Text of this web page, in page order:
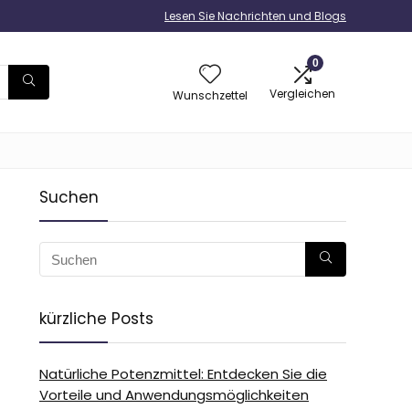
Lesen Sie Nachrichten und Blogs
Wunschzettel
0
Vergleichen
Suchen
kürzliche Posts
Natürliche Potenzmittel: Entdecken Sie die
Vorteile und Anwendungsmöglichkeiten